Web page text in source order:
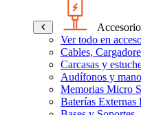
Ver todo en
Cables,
Carcasas y
Audífonos y
Memorias Micro
Baterías Externas